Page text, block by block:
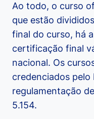
Ao todo, o curso
que estão
final do curso, há
certificação final
nacional. Os
credenciados pelo
regulamentação
5.154.